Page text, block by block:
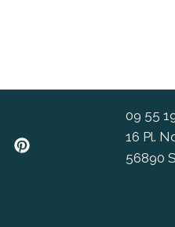
09 55
16 Pl.
56890